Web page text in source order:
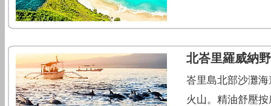
北峇里羅威納
峇里島北部沙灘
火山。精油舒壓